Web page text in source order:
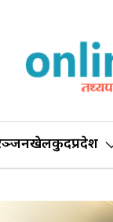
खेलकुदप्रदेश